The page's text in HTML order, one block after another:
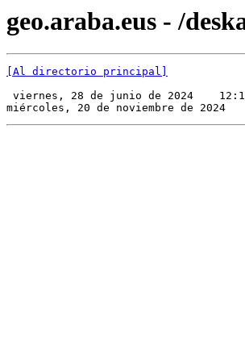
geo.araba.eus - /
[Al directorio principal]
viernes, 28 de junio de 2024
miércoles, 20 de noviembre de